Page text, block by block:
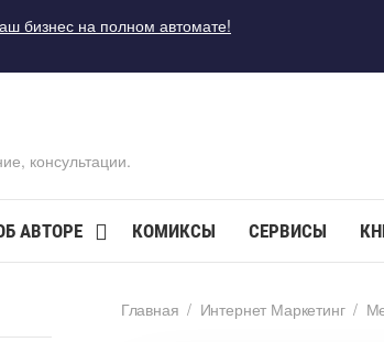
бизнес на полном автомате!
консультации.
АВТОРЕ КОМИКСЫ СЕРВИСЫ
Главная / Интернет Маркетин/